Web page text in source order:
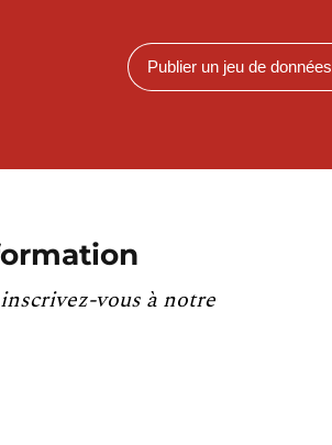
Publier un jeu de données
vous à notre